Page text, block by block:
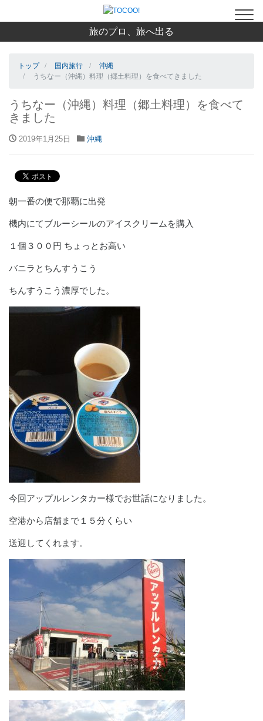
旅のプロ、旅へ出る
トップ 国内旅行
沖縄
うちなー（沖縄）料理（郷土料理）を食べてきました
うちなー（沖縄）料理（郷土料理）を食べて
きました
2019年1月25日 沖縄
朝一番の便で那覇に出発
機内にてブルーシールのアイスクリームを購入
１個３００円 ちょっとお高い
バニラとちんすうこう
ちんすうこう濃厚でした。
今回アップルレンタカー様でお世話になりました。
空港から店舗まで１５分くらい
送迎してくれます。